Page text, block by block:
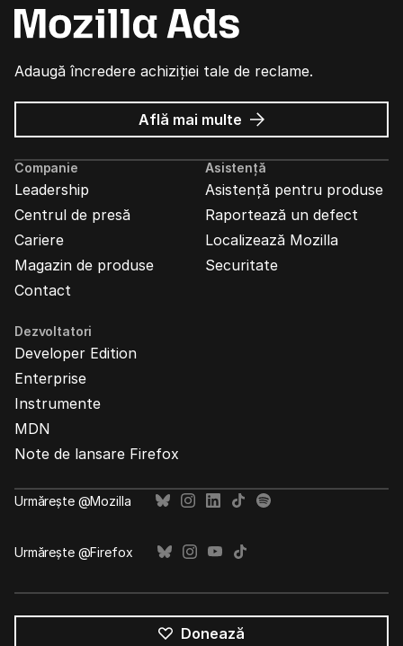
Adaugă încredere achiziției tale de reclame.
Află mai multe despre
Reclame
Mozilla
Companie
Leadership
Centrul de presă
Cariere
Magazin de produse
Contact
Asistență
Asistență pentru produse
Raportează un defect
Localizează Mozilla
Securitate
Dezvoltatori
Developer Edition
Enterprise
Instrumente
MDN
Note de lansare Firefox
Urmărește @Mozilla
Urmărește @Firefox
Donează